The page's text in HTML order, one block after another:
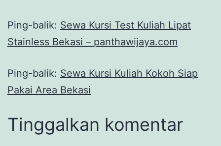
Ping-balik: Sewa Kursi Test Kuliah Lipat
Stainless Bekasi – panthawijaya.com
Ping-balik: Sewa Kursi Kuliah Kokoh Siap
Pakai Area Bekasi
Tinggalkan komentar